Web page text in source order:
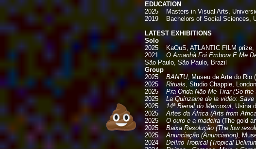
EDUCATION
2025 Masters in Visual Arts,
2019 Bachelors of Social Sciences,
LATEST EXHIBITIONS
Solo
2025 KaOuS, ATLANTIC FILM prize,
2021 O Amanhã Foi Embora E Me
São Paulo, São Paulo, Brazil
Group
2025 BANTU, Museu de Arte do Rio
2025 Rituals, Studio Chapple,
2025 Pra Onda Não Me Tirar (So
2025 La Quinzaine de la vidéo: Save
2025 14ª Bienal do Mercosul, Usina
2025Artes da África (Arts from
2025 O ouro e a madeira (The gold
2025 Baixa Resolução (The low
2025Anunciação (Anunciation),
2024 Delírio Tropical (Tropical